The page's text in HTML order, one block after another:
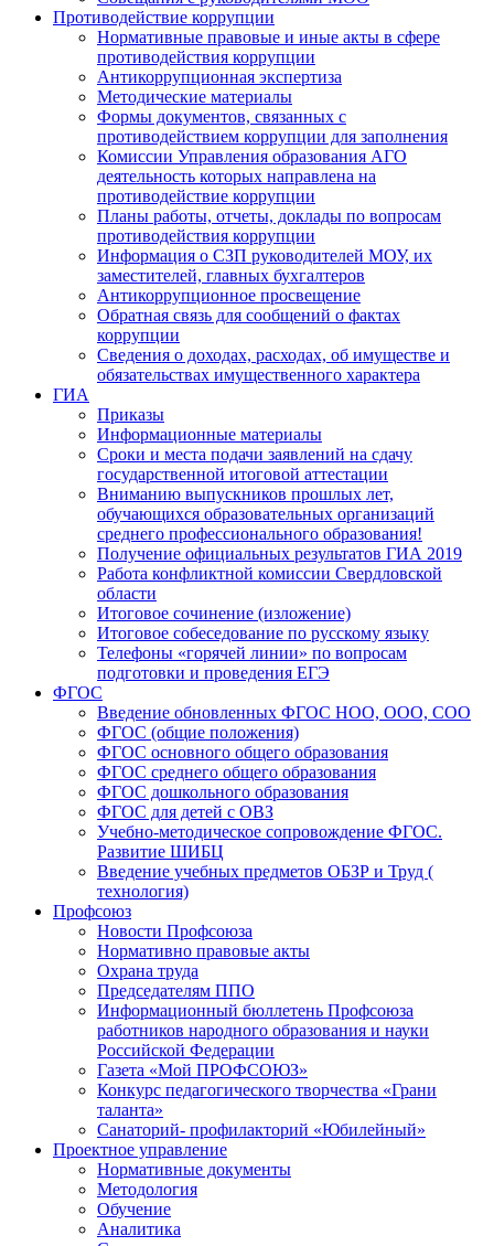
Противодействие коррупции
Нормативные правовые и иные акты в сфере
противодействия коррупции
Антикоррупционная экспертиза
Методические материалы
Формы документов, связанных с
противодействием коррупции для заполнения
Комиссии Управления образования АГО
деятельность которых направлена на
противодействие коррупции
Планы работы, отчеты, доклады по вопросам
противодействия коррупции
Информация о СЗП руководителей МОУ, их
заместителей, главных бухгалтеров
Антикоррупционное просвещение
Обратная связь для сообщений о фактах
коррупции
Сведения о доходах, расходах, об имуществе и
обязательствах имущественного характера
ГИА
Приказы
Информационные материалы
Сроки и места подачи заявлений на сдачу
государственной итоговой аттестации
Вниманию выпускников прошлых лет,
обучающихся образовательных организаций
среднего профессионального образования!
Получение официальных результатов ГИА 2019
Работа конфликтной комиссии Свердловской
области
Итоговое сочинение (изложение)
Итоговое собеседование по русскому языку
Телефоны «горячей линии» по вопросам
подготовки и проведения ЕГЭ
ФГОС
Введение обновленных ФГОС НОО, ООО, СОО
ФГОС (общие положения)
ФГОС основного общего образования
ФГОС среднего общего образования
ФГОС дошкольного образования
ФГОС для детей с ОВЗ
Учебно-методическое сопровождение ФГОС.
Развитие ШИБЦ
Введение учебных предметов ОБЗР и Труд (
технология)
Профсоюз
Новости Профсоюза
Нормативно правовые акты
Охрана труда
Председателям ППО
Информационный бюллетень Профсоюза
работников народного образования и науки
Российской Федерации
Газета «Мой ПРОФСОЮЗ»
Конкурс педагогического творчества «Грани
таланта»
Санаторий- профилакторий «Юбилейный»
Проектное управление
Нормативные документы
Методология
Обучение
Аналитика